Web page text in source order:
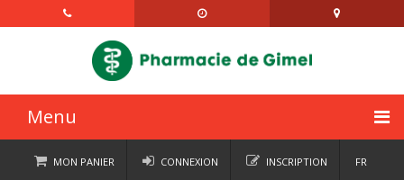
Menu
ACCUEILMON PANIER CONNEXION INSCRIPTION FR